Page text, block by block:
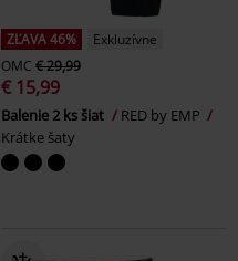
ZĽAVA 46%
Exkluzívne
OMC € 29,99
€ 15,99
Balenie 2 ks šiat
RED by EMP
Krátke šaty